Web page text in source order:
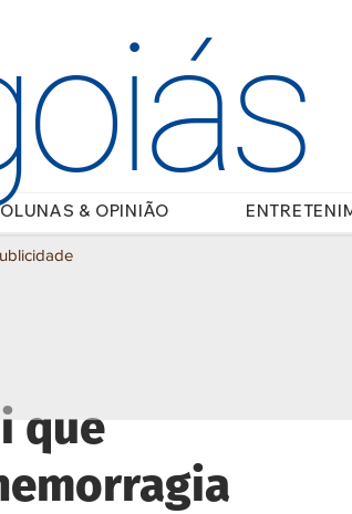
& OPINIÃO
que